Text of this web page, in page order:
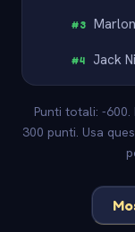
#3
#4 Jack
Punti totali: -
300 punti. Usa